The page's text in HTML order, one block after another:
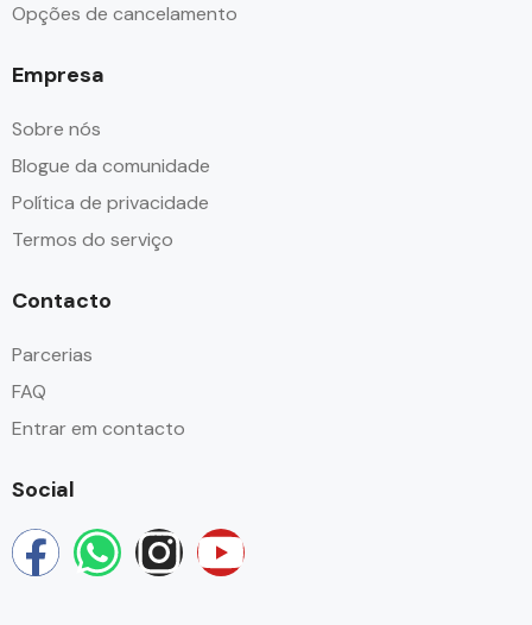
Opções de cancelamento
Empresa
Sobre nós
Blogue da comunidade
Política de privacidade
Termos do serviço
Contacto
Parcerias
FAQ
Entrar em contacto
Social